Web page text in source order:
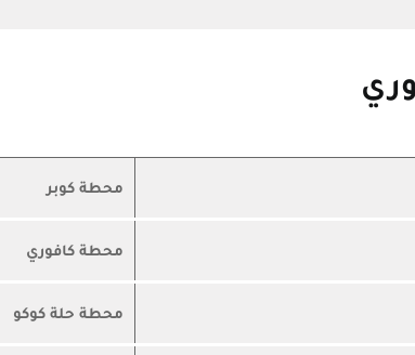
محطة كوبر
محطة كافوري
محطة حلة كوكو